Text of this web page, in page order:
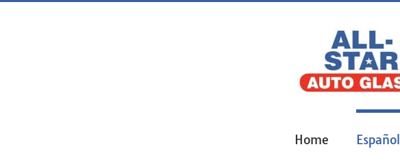
Home Español